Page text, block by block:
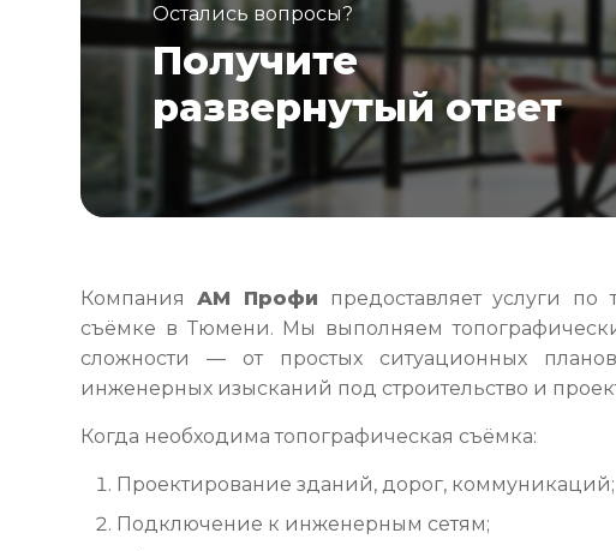
Остались вопросы?
Получите
развернутый ответ
Компания АМ Профи предоставляет услуги по
съёмке в Тюмени. Мы выполняем
сложности — от простых ситуационных
инженерных изысканий под строительство и
Когда необходима топографическая съёмка:
Проектирование зданий, дорог, коммуникаций;
Подключение к инженерным сетям;